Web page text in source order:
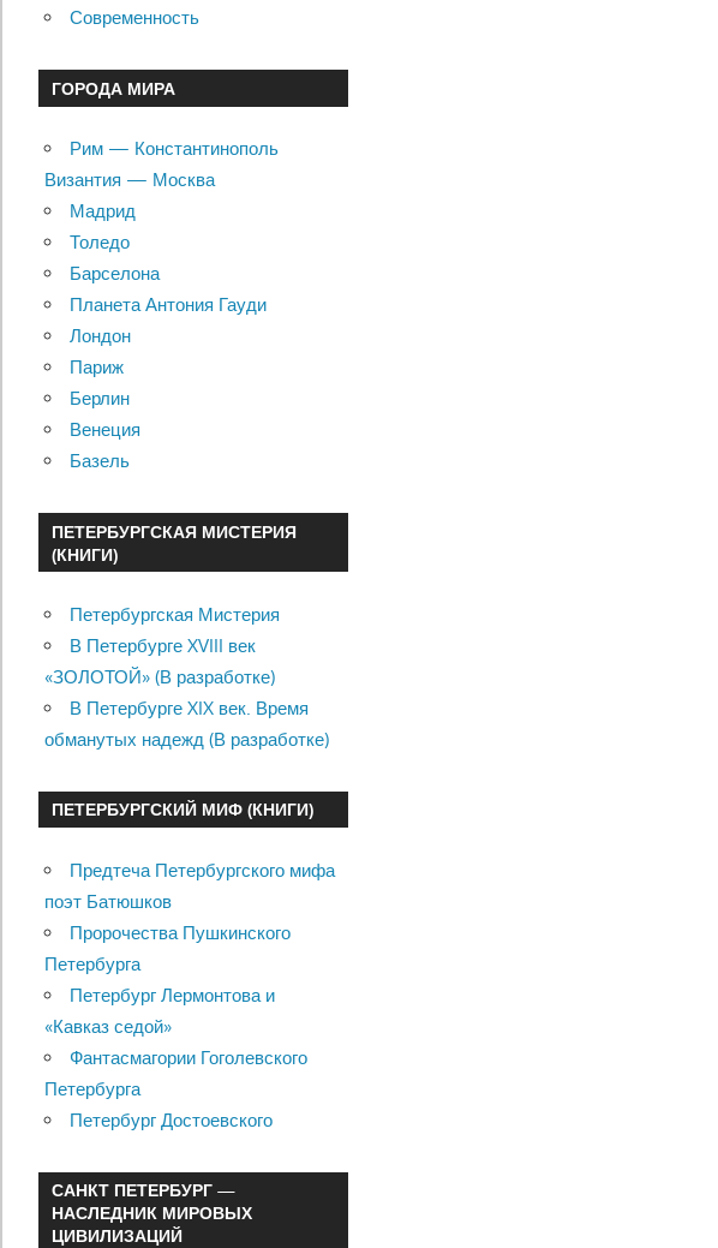
Современность
ГОРОДА МИРА
Рим — Константинополь
Византия — Москва
Мадрид
Толедо
Барселона
Планета Антония Гауди
Лондон
Париж
Берлин
Венеция
Базель
ПЕТЕРБУРГСКАЯ МИСТЕРИЯ
(КНИГИ)
Петербургская Мистерия
В Петербурге XVIII век
«ЗОЛОТОЙ» (В разработке)
В Петербурге XIX век. Время
обманутых надежд (В разработке)
ПЕТЕРБУРГСКИЙ МИФ (КНИГИ)
Предтеча Петербургского мифа
поэт Батюшков
Пророчества Пушкинского
Петербурга
Петербург Лермонтова и
«Кавказ седой»
Фантасмагории Гоголевского
Петербурга
Петербург Достоевского
САНКТ ПЕТЕРБУРГ —
НАСЛЕДНИК МИРОВЫХ
ЦИВИЛИЗАЦИЙ